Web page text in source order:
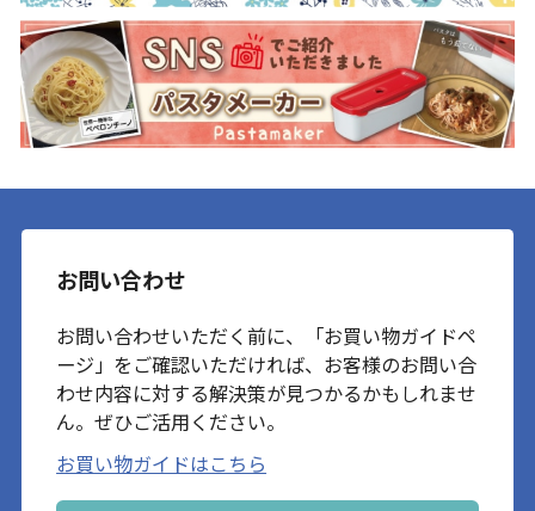
お問い合わせ
お問い合わせいただく前に、「お買い物ガイドペ
ージ」をご確認いただければ、お客様のお問い合
わせ内容に対する解決策が見つかるかもしれませ
ん。ぜひご活用ください。
お買い物ガイドはこちら